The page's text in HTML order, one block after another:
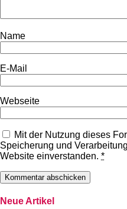
Name
E-Mail
Webseite
Mit der Nutzung dieses
Speicherung und
Website einverstanden. *
Neue Artikel